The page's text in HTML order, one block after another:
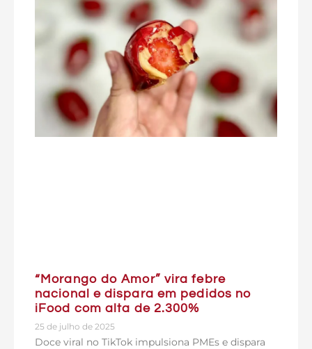
“Morango do Amor” vira febre
nacional e dispara em pedidos no
iFood com alta de 2.300%
25 de julho de 2025
Doce viral no TikTok impulsiona PMEs e dispara